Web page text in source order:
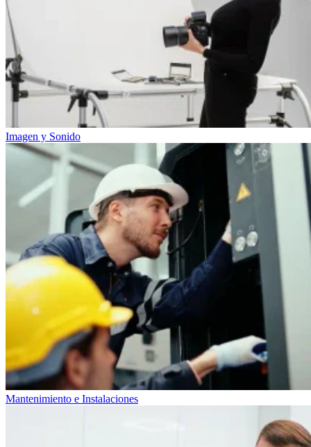
Imagen y Sonido
Mantenimiento e Instalaciones